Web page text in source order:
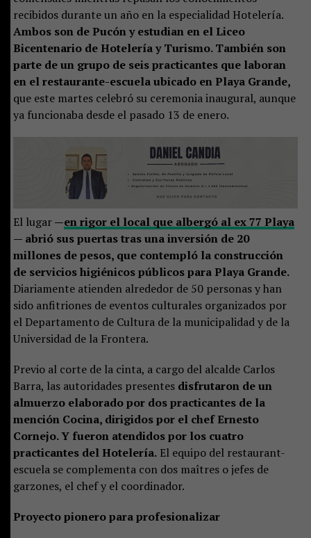
recibidos durante un año en la especialidad Hotelería.
Ambos son de Pucón y estudian en el Liceo
Bicentenario de Hotelería y Turismo. También son
parte de un grupo de seis practicantes que laboran
en el restaurante-escuela ubicado en Playa Grande,
que este martes celebró su ceremonia inaugural, aunque
ya funcionaba desde el pasado 13 de enero.
El lugar—en rigor el local que albergó al ex 77 Playa
— abrió sus puertas tras una inversión de 20
millones de pesos, que contempló la construcción
de servicios higiénicos públicos para Playa Grande.
Diariamente atienden alrededor de 50 personas y han
sido anfitriones de eventos culturales organizados por
el Departamento de Cultura de la municipalidad y de la
Universidad de la Frontera.
Previo al corte de la cinta, a cargo del alcalde Carlos
Barra, las autoridades presentes disfrutaron de un
almuerzo elaborado por dos practicantes de la
mención Cocina, dirigidos por el chef Ernesto
Cornejo. Y fueron atendidos por los cuatro
practicantes del Hotelería.El equipo del restaurant-
escuela se complementa con dos maîtres o jefes de
garzones, el chef y el coordinador.
Proyecto pionero para profesionalizar